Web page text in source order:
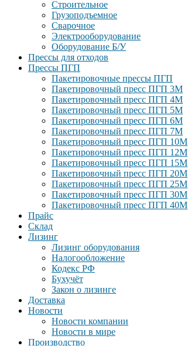
Строительное
Грузоподъемное
Сварочное
Электрооборудование
Оборудование Б/У
Прессы для отходов
Прессы ПГП
Пакетировочные прессы ПГП
Пакетировочный пресс ПГП 3М
Пакетировочный пресс ПГП 4М
Пакетировочный пресс ПГП 5М
Пакетировочный пресс ПГП 6М
Пакетировочный пресс ПГП 7М
Пакетировочный пресс ПГП 10М
Пакетировочный пресс ПГП 12М
Пакетировочный пресс ПГП 15М
Пакетировочный пресс ПГП 20М
Пакетировочный пресс ПГП 25М
Пакетировочный пресс ПГП 30М
Пакетировочный пресс ПГП 40М
Прайс
Склад
Лизинг
Лизинг оборудования
Налогообложение
Кодекс РФ
Бухучёт
Закон о лизинге
Доставка
Новости
Новости компании
Новости в мире
Производство